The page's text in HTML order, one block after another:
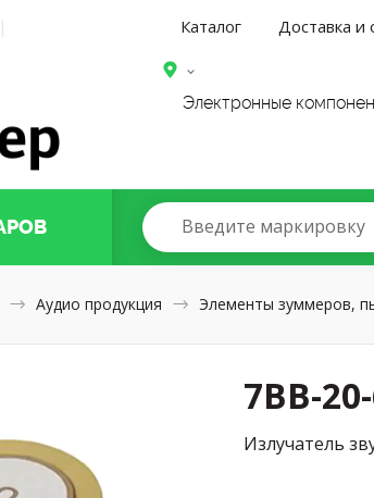
| Каталог Доставка и
Электронные
Введите маркировку
Аудио продукция Элементы зуммеров,
7BB-
Излучатель